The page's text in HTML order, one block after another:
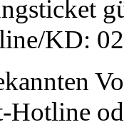
KD:
Hotline